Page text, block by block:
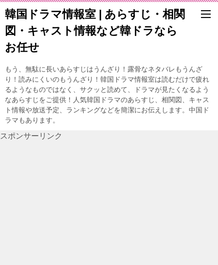
韓国ドラマ情報室 | あらすじ・相関
図・キャスト情報など韓ドラなら
お任せ
もう、無駄に長いあらすじはうんざり！露骨なネタバレもうんざ
り！読みにくいのもうんざり！韓国ドラマ情報室は読むだけで疲れ
るようなものではなく、サクッと読めて、ドラマが見たくなるよう
なあらすじをご提供！人気韓国ドラマのあらすじ、相関図、キャス
ト情報や放送予定、ランキングなどを簡潔にお伝えします。中国ド
ラマもあります。
スポンサーリンク